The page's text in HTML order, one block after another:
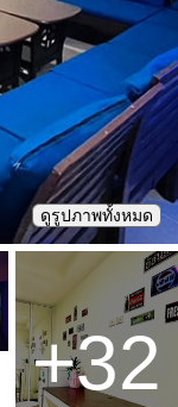
ดูรูปภาพทั้งหมด
+32